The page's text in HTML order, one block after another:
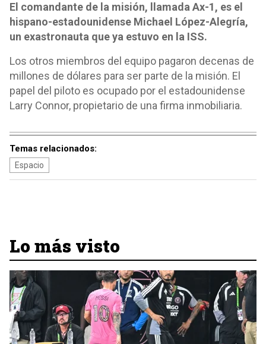
El comandante de la misión, llamada Ax-1, es el
hispano-estadounidense Michael López-Alegría,
un exastronauta que ya estuvo en la ISS.
Los otros miembros del equipo pagaron decenas de
millones de dólares para ser parte de la misión. El
papel del piloto es ocupado por el estadounidense
Larry Connor, propietario de una firma inmobiliaria.
Temas relacionados:
Espacio
Lo más visto